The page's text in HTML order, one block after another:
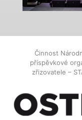
Činnost
příspěvkové
zřizovatele –